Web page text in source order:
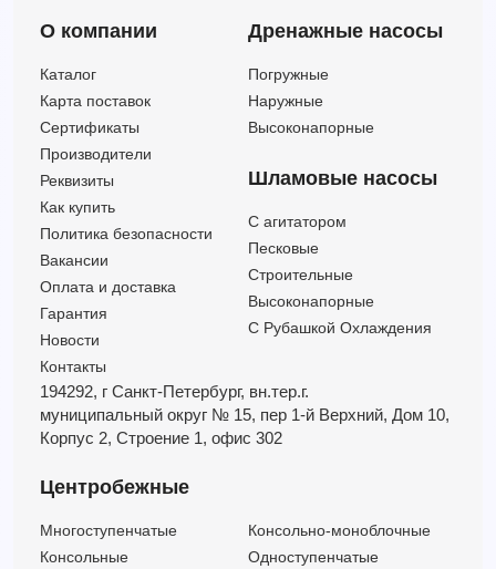
О компании
Каталог
Карта поставок
Сертификаты
Производители
Реквизиты
Как купить
Политика безопасности
Вакансии
Оплата и доставка
Гарантия
Новости
Контакты
Дренажные насосы
Погружные
Наружные
Высоконапорные
Шламовые насосы
C агитатором
Песковые
Строительные
Высоконапорные
С Рубашкой Охлаждения
194292, г Санкт-Петербург, вн.тер.г.
муниципальный округ № 15, пер 1-й Верхний, Дом 10,
Корпус 2, Строение 1, офис 302
Центробежные
Многоступенчатые
Консольно-моноблочные
Консольные
Одноступенчатые